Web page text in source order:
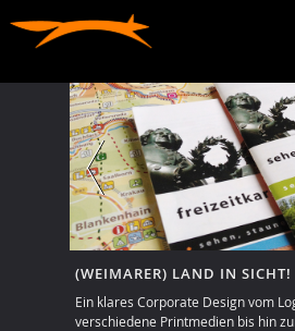
(WEIMARER) LAND IN SICHT!
Ein klares Corporate Design vom
verschiedene Printmedien bis hin